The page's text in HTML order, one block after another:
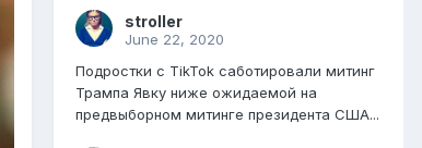
stroller
June 22, 2020
Подростки с TikTok саботировали митинг
Трампа Явку ниже ожидаемой на
предвыборном митинге президента США...